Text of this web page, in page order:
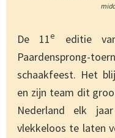
De 11e
editie
Paardensprong-
schaakfeest. Het
en zijn team dit
Nederland elk
vlekkeloos te laten